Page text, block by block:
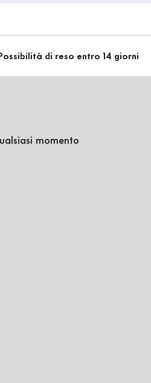
Possibilità di reso entro 14 giorni
momento